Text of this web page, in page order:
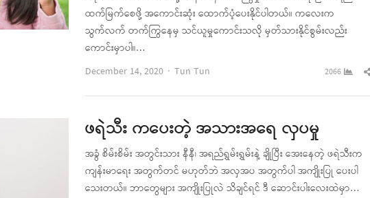
ထက်မြက်စေဖို့ အကောင်းဆုံး ထောက်ပံ့ပေးနိုင်ပါတယ်။ ကလေးက
သွက်လက် တက်​ကြွနေမှ သင်ယူမှုကောင်းသလို မှတ်သားနိုင်စွမ်းလည်း
ကောင်းမှာပါ။…
December 14, 2020
Author
Tun Tun 2066
ဖရဲသီး ကပေးတဲ့ အသားအရေ လှပမှု
အခွံ စိမ်းစိမ်း အတွင်းသား နီနီ၊ အရည်ရွှမ်းရွှမ်းနဲ့ ချိုပြီး အေးနေတဲ့ ဖရဲသီးက
ကျန်းမာရေး အတွက်တင် မဟုတ်ဘဲ အလှအပ အတွက်ပါ အကျိုးပြု ပေးပါ
သေးတယ်။ ဘာတွေများ အကျိုးပြုလဲ သိချင်ရင် ဒီ ဆောင်းပါးလေးထဲမှာ…